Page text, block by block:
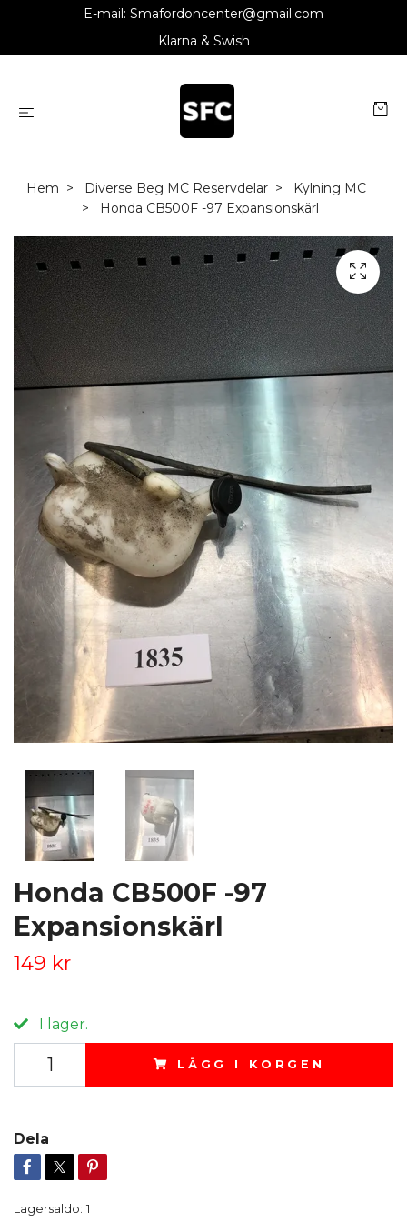
E-mail: Smafordoncenter@gmail.com
Klarna & Swish
Hem Diverse Beg MC Reservdelar
Kylning MC
Honda CB500F -97 Expansionskärl
Honda CB500F -97
Expansionskärl
149 kr
I lager.
LÄGG I KORGEN
Dela
Lagersaldo: 1